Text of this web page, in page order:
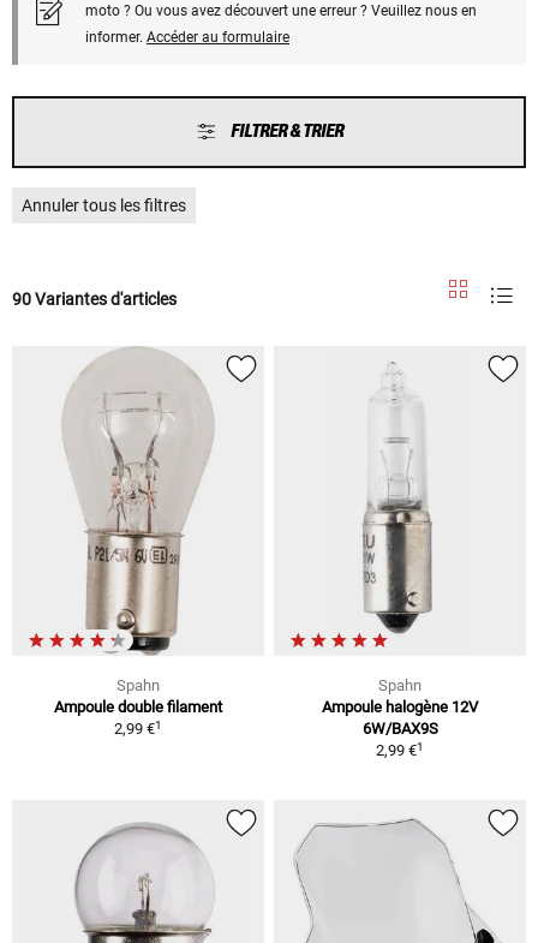
moto ? Ou vous avez découvert une erreur ? Veuillez nous en
informer. Accéder au formulaire
FILTRER & TRIER
Annuler tous les filtres
90 Variantes d'articles
Spahn
Ampoule double filament
2,99 €1
Spahn
Ampoule halogène 12V
6W/BAX9S
2,99 €1